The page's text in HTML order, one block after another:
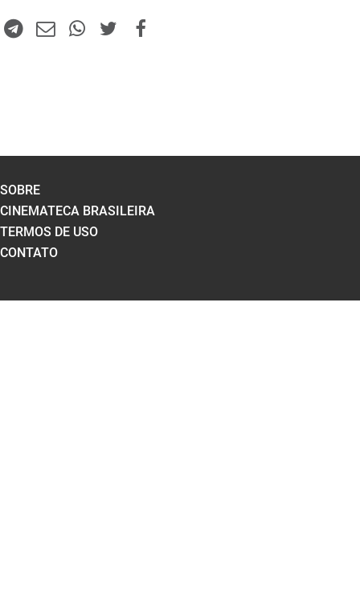
SOBRE
CINEMATECA BRASILEIRA
TERMOS DE USO
CONTATO